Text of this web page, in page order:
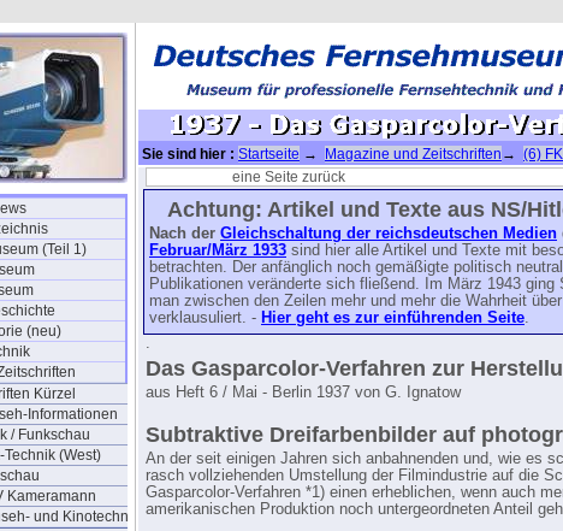
(Teil 1)
(neu)
Kürzel
Informationen
/ Funkschau
(West)
Kameramann
und Kinotechnik
Sie sind hier : Startseite → Magazine und Zeitschriften → (6)
Kinotechnik-Jahrgang 1937→ 1937 - Das Gasparcolor-
eine Seite zurück
Achtung: Artikel und Texte aus NS/
Nach der Gleichschaltung der reichsdeutschen Medien
Februar/März 1933 sind hier alle Artikel und Texte mit
betrachten. Der anfänglich noch gemäßigte politisch
Publikationen veränderte sich fließend. Im März 1943 ging
man zwischen den Zeilen mehr und mehr die Wahrheit
verklausuliert. - Hier geht es zur einführenden Seite.
.
Das Gasparcolor-Verfahren zur
aus Heft 6 / Mai - Berlin 1937 von G. Ignatow
Subtraktive Dreifarbenbilder auf
An der seit einigen Jahren sich anbahnenden und, wie es
rasch vollziehenden Umstellung der Filmindustrie auf die
Gasparcolor-Verfahren *1) einen erheblichen, wenn auch
amerikanischen Produktion noch untergeordneten Anteil